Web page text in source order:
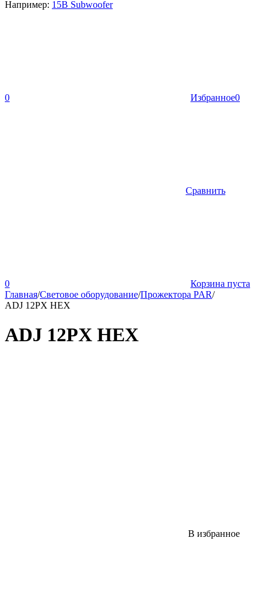
Например: 15B Subwoofer
0 Избранное0
Сравнить
0
Корзина пуста
Главная/Световое оборудование/Прожектора PAR/
ADJ 12PX HEX
ADJ 12PX HEX
В избранное